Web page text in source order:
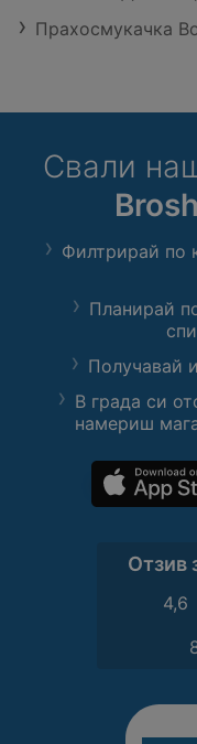
Прахосмукачка
Свали
Филтрирай по
Планирай
Получавай
В града си
намериш
Отзив
4,6